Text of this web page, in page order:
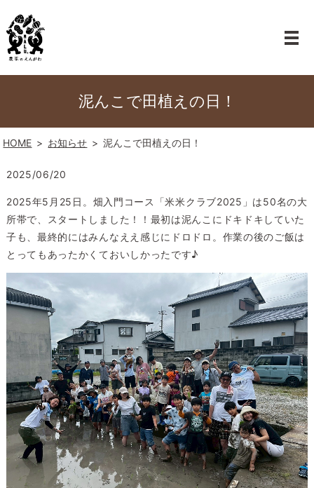
泥んこで田植えの日！
HOME お知らせ 泥んこで田植えの日！
2025/06/20
2025年5月25日。畑入門コース「米米クラブ2025」は50名の大
所帯で、スタートしました！！最初は泥んこにドキドキしていた
子も、最終的にはみんなええ感じにドロドロ。作業の後のご飯は
とってもあったかくておいしかったです♪